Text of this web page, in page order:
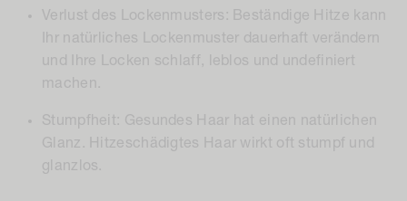
Verlust des Lockenmusters: Beständige Hitze kann
Ihr natürliches Lockenmuster dauerhaft verändern
und Ihre Locken schlaff, leblos und undefiniert
machen.
Stumpfheit: Gesundes Haar hat einen natürlichen
Glanz. Hitzeschädigtes Haar wirkt oft stumpf und
glanzlos.